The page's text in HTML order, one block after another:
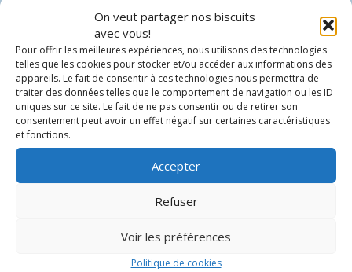
On veut partager nos biscuits
avec vous!
Pour offrir les meilleures expériences, nous utilisons des technologies
telles que les cookies pour stocker et/ou accéder aux informations des
appareils. Le fait de consentir à ces technologies nous permettra de
traiter des données telles que le comportement de navigation ou les ID
uniques sur ce site. Le fait de ne pas consentir ou de retirer son
consentement peut avoir un effet négatif sur certaines caractéristiques
et fonctions.
Accepter
Refuser
Voir les préférences
Politique de cookies
Nadeshicon 2016
Nadeshicon 2017
Nadeshicon 2017
Nadeshicon 2018
Nadeshicon 2018